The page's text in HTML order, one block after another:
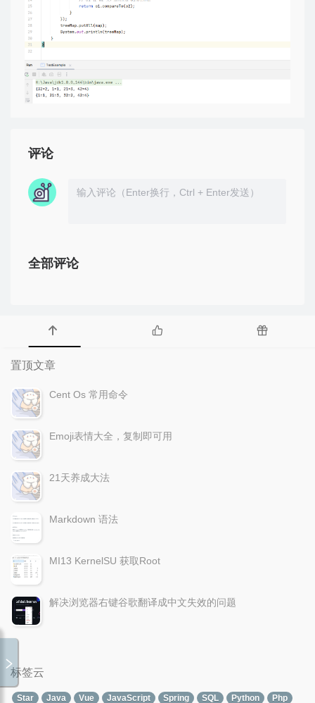
评论
全部评论
置顶文章
Cent Os 常用命令
Emoji表情大全，复制即可用
21天养成大法
Markdown 语法
MI13 KernelSU 获取Root
解决浏览器右键谷歌翻译成中文失效的问题
标签云
Star Java Vue JavaScript Spring SQL Python Php